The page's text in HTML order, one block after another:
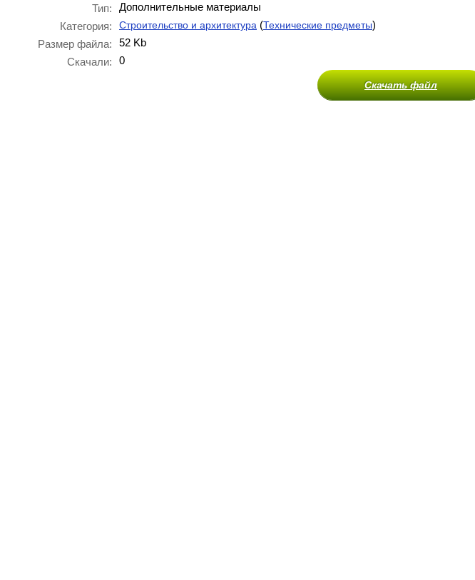
Тип:
Дополнительные материалы
Категория:
Строительство и архитектура (Технические предметы)
Размер файла:
52 Kb
Скачали:
0
Скачать файл